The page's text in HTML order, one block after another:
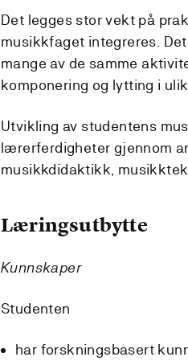
Det legges stor vekt på
musikkfaget integreres.
mange av de samme
komponering og lytting i
Utvikling av studentens
lærerferdigheter gjennom
musikkdidaktikk,
Læringsutbytte
Kunnskaper
Studenten
har forskningsbasert